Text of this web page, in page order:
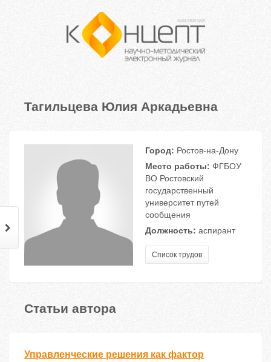
Тагильцева Юлия Аркадьевна
Город: Ростов-на-Дону
Место работы: ФГБОУ
ВО Ростовский
государственный
университет путей
сообщения
Должность: аспирант
Список трудов
Статьи автора
Управленческие решения как фактор